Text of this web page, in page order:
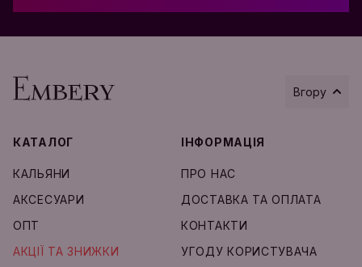
Додати в кошик
КАТАЛОГ
КАЛЬЯНИ
АКСЕСУАРИ
ОПТ
АКЦІЇ ТА ЗНИЖКИ
ІНФОРМАЦІЯ
ПРО НАС
ДОСТАВКА ТА ОПЛАТА
КОНТАКТИ
УГОДУ КОРИСТУВАЧА
Вгору